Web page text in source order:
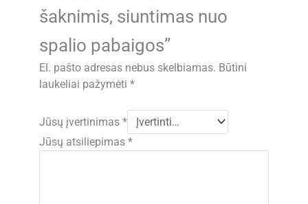
šaknimis, siuntimas nuo
spalio pabaigos”
El. pašto adresas nebus skelbiamas. Būtini
laukeliai pažymėti*
Jūsų įvertinimas*
Jūsų atsiliepimas*